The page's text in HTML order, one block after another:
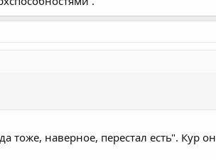
наверное, перестал есть". Кур он